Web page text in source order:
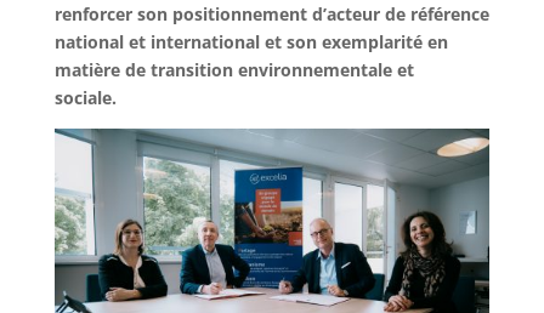
renforcer son positionnement d’acteur de référence
national et international et son exemplarité en
matière de transition environnementale et
sociale.